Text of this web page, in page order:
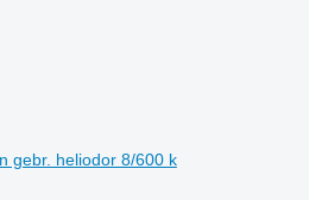
gebr. heliodor 8/600 k